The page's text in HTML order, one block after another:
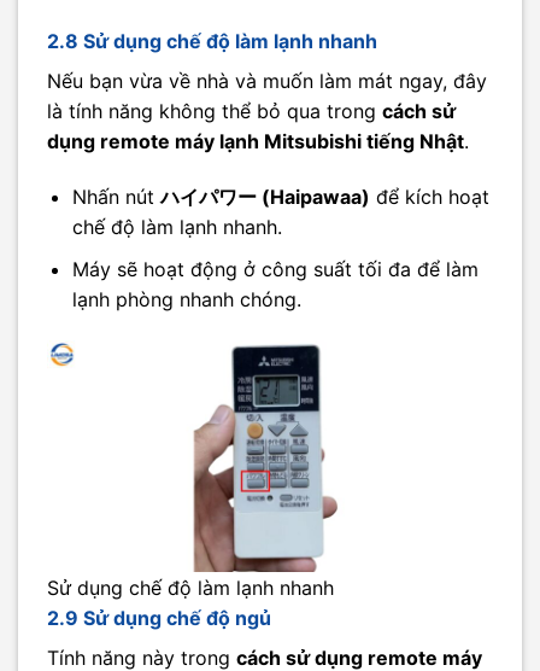
2.8 Sử dụng chế độ làm lạnh nhanh
Nếu bạn vừa về nhà và muốn làm mát ngay, đây
là tính năng không thể bỏ qua trong cách sử
dụng remote máy lạnh Mitsubishi tiếng Nhật.
Nhấn nútハイパワー (Haipawaa) để kích hoạt
chế độ làm lạnh nhanh.
Máy sẽ hoạt động ở công suất tối đa để làm
lạnh phòng nhanh chóng.
Sử dụng chế độ làm lạnh nhanh
2.9 Sử dụng chế độ ngủ
Tính năng này trong cách sử dụng remote máy